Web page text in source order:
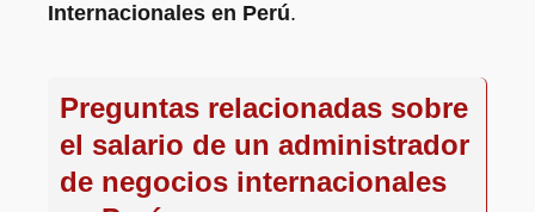
Internacionales en Perú.
Preguntas relacionadas sobre
el salario de un administrador
de negocios internacionales